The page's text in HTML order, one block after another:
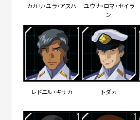
カガリ・ユラ・アスハ
ユウナ・ロマ・セイラ
ン
レドニル・キサカ トダカ